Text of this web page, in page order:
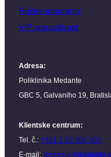
Ročné programy
VIP starostlivosť
Adresa:
Poliklinika Medante
GBC 5, Galvaniho 19,
Klientske centrum:
Tel. č.: +421 2 20 302 303
E-mail: